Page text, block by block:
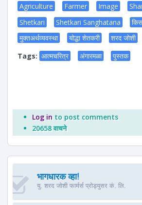
Agriculture
Farmer Image
Shetkari
Shetkari Sanghatana
मुक्तअर्थव्यवस्था
योद्धा शेतकरी शरद जोशी
Tags: आत्मचरित्र अंगारमळा पुस्तक
Log in to post comments
20658 वाचने
भागधारक व्हा!
यु. शरद जोशी फार्मर्स प्रोड्युसर कं. लि.